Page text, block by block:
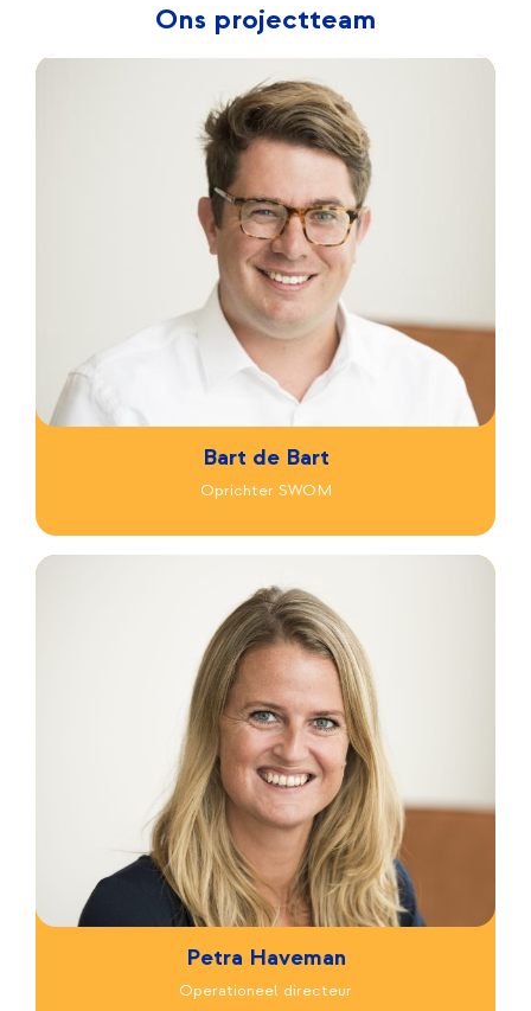
Ons projectteam
Bart de Bart
Oprichter SWOM
Petra Haveman
Operationeel directeur